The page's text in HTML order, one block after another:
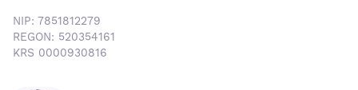
NIP: 7851812279
REGON: 520354161
KRS 0000930816